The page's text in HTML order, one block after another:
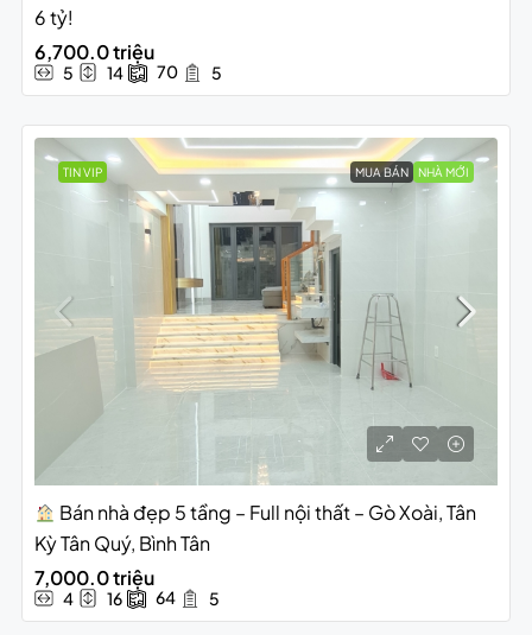
6 tỷ!
6,700.0 triệu
5 14 70 5
TIN VIP MUA BÁN NHÀ MỚI
Bán nhà đẹp 5 tầng – Full nội thất – Gò Xoài, Tân
Kỳ Tân Quý, Bình Tân
7,000.0 triệu
4 16 64 5